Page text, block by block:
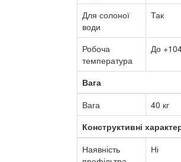
Для солоної
води
Так
Робоча
температура
До
Вага
Вага
40 кг
Конструктивні
Наявність
Ні